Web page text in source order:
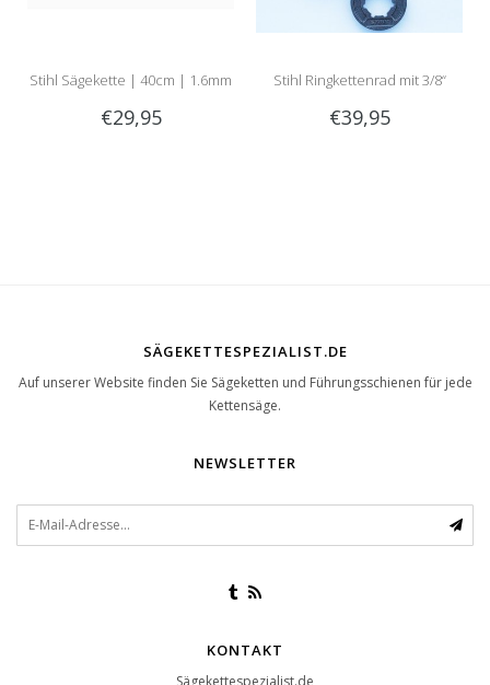
Stihl Sägekette | 40cm | 1.6mm
| 3/8 | Rapid Micro |
€29,95
Stihl Ringkettenrad mit 3/8“
Teilung
€39,95
SÄGEKETTESPEZIALIST.DE
Auf unserer Website finden Sie Sägeketten und Führungsschienen für jede
Kettensäge.
NEWSLETTER
KONTAKT